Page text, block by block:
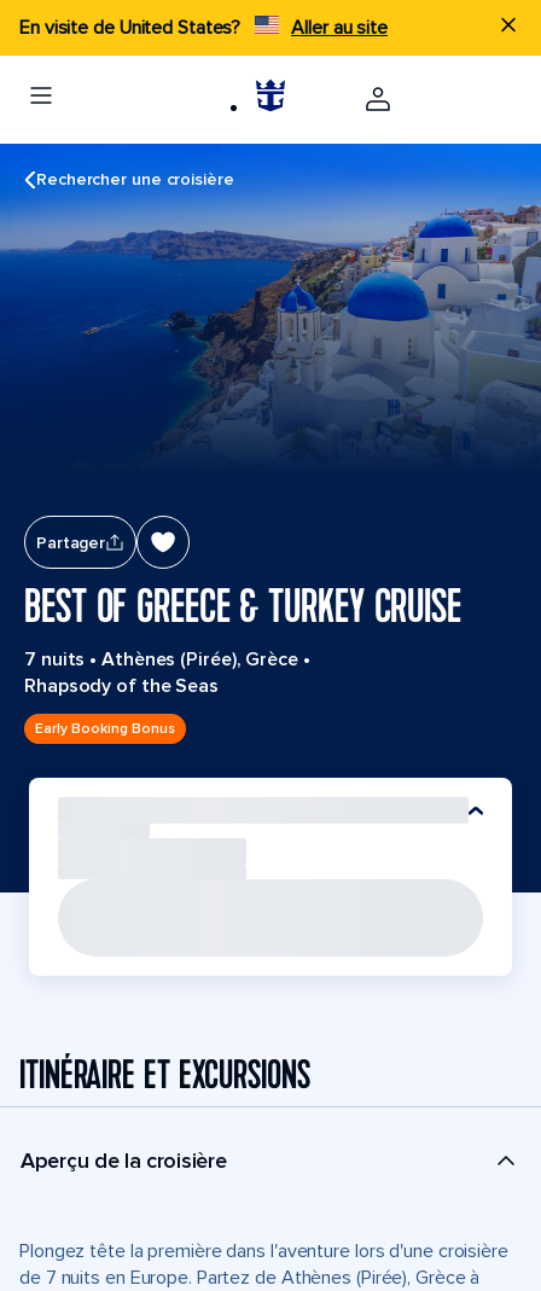
En visite de United States? Aller au site
Rechercher une croisière
Partager
BEST OF GREECE & TURKEY CRUISE
7 nuits •Athènes (Pirée), Grèce•
Rhapsody of the Seas
Early Booking Bonus
ITINÉRAIRE ET EXCURSIONS
Aperçu de la croisière
Plongez tête la première dans l'aventure lors d'une croisière
de 7 nuits en Europe. Partez de Athènes (Pirée), Grèce à